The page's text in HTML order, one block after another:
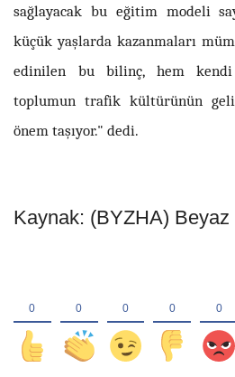
sağlayacak bu eğitim modeli
küçük yaşlarda kazanmaları
edinilen bu bilinç, hem
toplumun trafik kültürünün
önem taşıyor." dedi.
Kaynak: (BYZHA) Beyaz